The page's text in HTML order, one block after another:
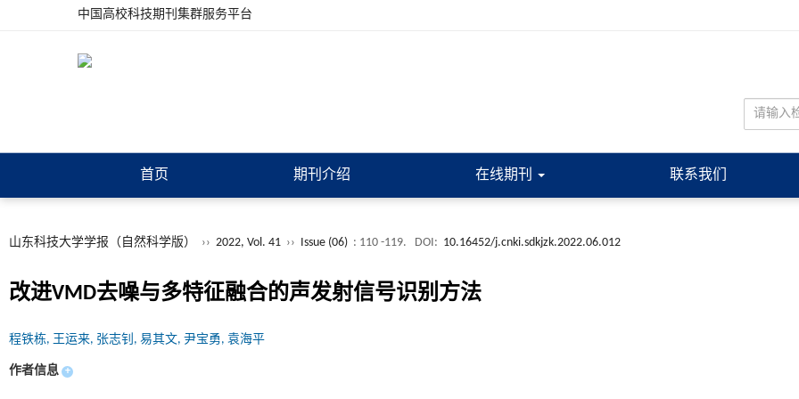
中国高校科技期刊集群服务平台
首页 期刊介绍 在线期刊 联系我们
山东科技大学学报（自然科学版） ›› 2022, Vol. 41 ›› Issue (06) : 110 -119. DOI: 10.16452/j.cnki.sdkjzk.2022.06.012
改进VMD去噪与多特征融合的声发射信号识别方法
程铁栋, 王运来, 张志钊, 易其文, 尹宝勇, 袁海平
作者信息 +